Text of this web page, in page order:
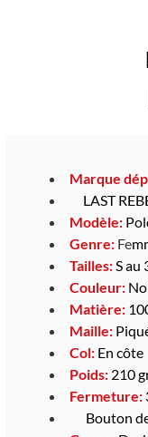
Marque
LAST
Modèle:
Genre: Fe
Tailles:S au
Couleur:
Matière:
Maille:
Col: En côte
Poids: 210
Fermeture:
Bouton